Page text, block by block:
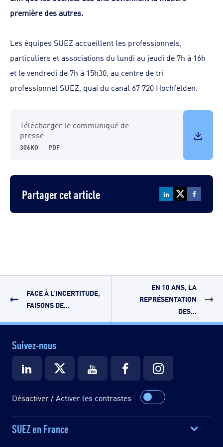
première des autres.
Les équipes SUEZ accueillent les professionnels,
particuliers et associations du lundi au jeudi de 7h à 16h
et le vendredi de 7h à 15h30, au centre de tri
professionnel SUEZ, quai du canal 67 720 Hochfelden.
Télécharger le communiqué de
presse
306KO PDF
Partager cet article
FACE À L’INCERTITUDE,
FAISONS DE...
EN 10 ANS, LA
REPRÉSENTATION
DES...
Suivez-nous
Désactiver / Activer les contrastes
SUEZ en France